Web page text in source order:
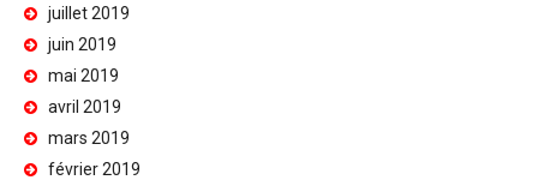
juillet 2019
juin 2019
mai 2019
avril 2019
mars 2019
février 2019